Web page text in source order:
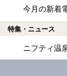
今月の新着
特集・ニュース
ニフティ温